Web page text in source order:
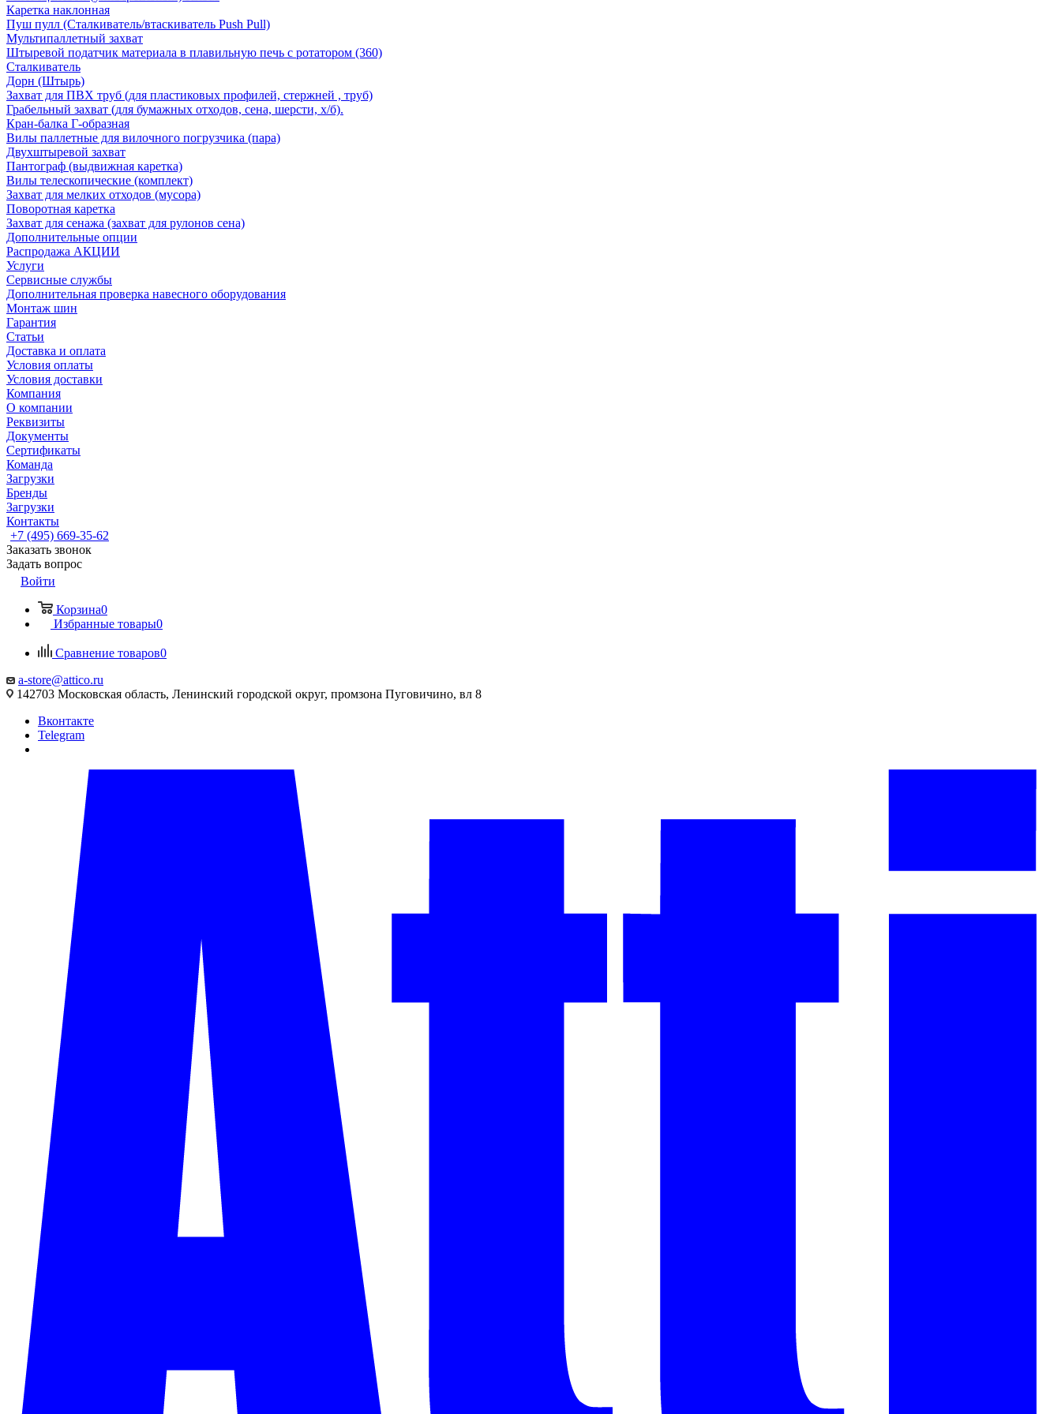
Каретка наклонная
Пуш пулл (Сталкиватель/втаскиватель Push Pull)
Мультипаллетный захват
Штыревой податчик материала в плавильную печь с ротатором (360)
Сталкиватель
Дорн (Штырь)
Захват для ПВХ труб (для пластиковых профилей, стержней , труб)
Грабельный захват (для бумажных отходов, сена, шерсти, х/б).
Кран-балка Г-образная
Вилы паллетные для вилочного погрузчика (пара)
Двухштыревой захват
Пантограф (выдвижная каретка)
Вилы телескопические (комплект)
Захват для мелких отходов (мусора)
Поворотная каретка
Захват для сенажа (захват для рулонов сена)
Дополнительные опции
Распродажа АКЦИИ
Услуги
Сервисные службы
Дополнительная проверка навесного оборудования
Монтаж шин
Гарантия
Статьи
Доставка и оплата
Условия оплаты
Условия доставки
Компания
О компании
Реквизиты
Документы
Сертификаты
Команда
Загрузки
Бренды
Загрузки
Контакты
+7 (495) 669-35-62
Заказать звонок
Задать вопрос
Войти
Корзина0
Избранные товары0
Сравнение товаров0
a-store@attico.ru
142703 Московская область, Ленинский городской округ, промзона Пуговичино, вл 8
Вконтакте
Telegram